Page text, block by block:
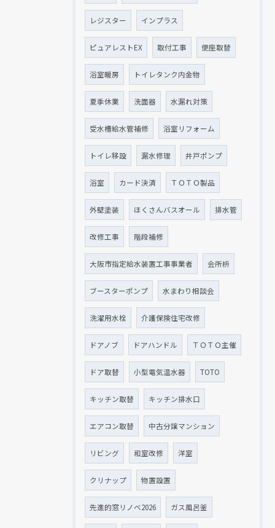
レジスター インプラス
ピュアレストEX 取付工事 便座取替
浴室暖房 トイレタンク内金物
夏季休業 洗面器 水漏れ対策
受水槽給水管補修 浴室リフォーム
トイレ移設 漏水修理 井戸ポンプ
浴室 カード決済 ＴＯＴＯ製品
外壁塗装 ほくさんバスオール 排水管
改修工事 階段補修
大阪市指定給水装置工事事業者 会所枡
ブースターポンプ 水まわり相談会
洗濯用水栓 介護保険住宅改修
ドアノブ ドアハンドル ＴＯＴＯ主催
ドア取替 小型電気温水器 TOTO
キッチン取替 キッチン排水口
エアコン取替 中古分譲マンション
リビング 和室改修 洋室
クリナップ 物置設置
先進的窓リノベ2026 ガス風呂釜